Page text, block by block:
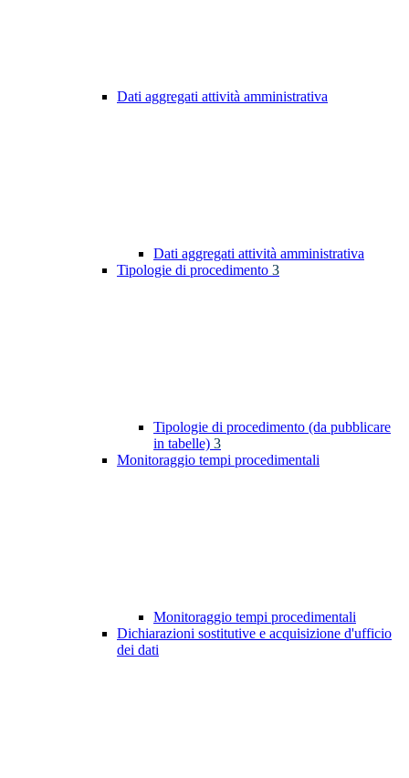
Dati aggregati attività amministrativa
Dati aggregati attività amministrativa
Tipologie di procedimento 3
Tipologie di procedimento (da pubblicare
in tabelle) 3
Monitoraggio tempi procedimentali
Monitoraggio tempi procedimentali
Dichiarazioni sostitutive e acquisizione d'ufficio
dei dati